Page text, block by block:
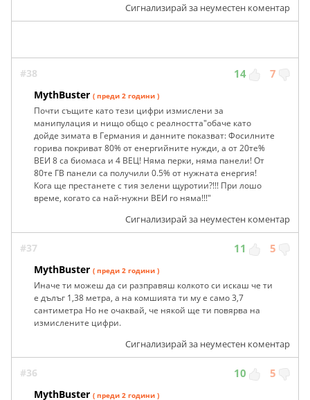
Сигнализирай за неуместен коментар
#38 14 7
MythBuster ( преди 2 години )
Почти същите като тези цифри измислени за
манипулация и нищо общо с реалността"обаче като
дойде зимата в Германия и данните показват: Фосилните
горива покриват 80% от енергийните нужди, а от 20те%
ВЕИ 8 са биомаса и 4 ВЕЦ! Няма перки, няма панели! От
80те ГВ панели са получили 0.5% от нужната енергия!
Кога ще престанете с тия зелени щуротии?!!! При лошо
време, когато са най-нужни ВЕИ го няма!!!"
Сигнализирай за неуместен коментар
#37 11 5
MythBuster ( преди 2 години )
Иначе ти можеш да си разправяш колкото си искаш че ти
е дълъг 1,38 метра, а на комшията ти му е само 3,7
сантиметра Но не очаквай, че някой ще ти повярва на
измислените цифри.
Сигнализирай за неуместен коментар
#36 10 5
MythBuster ( преди 2 години )